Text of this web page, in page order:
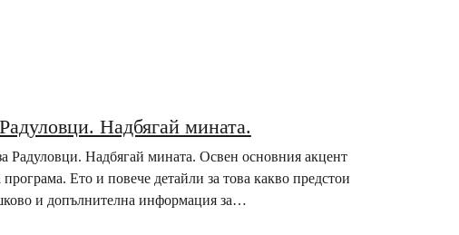
приложение, биха могли да подпомогнат устойчивото
Надбягай мината.
Радуловци. Надбягай мината. Освен основния акцент
Ето и повече детайли за това какво предстои
и допълнителна информация за